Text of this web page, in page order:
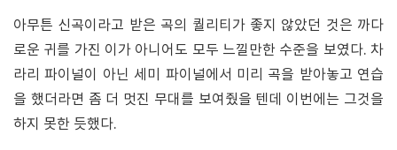
아무튼 신곡이라고 받은 곡의 퀄리티가 좋지 않았던 것은 까다
로운 귀를 가진 이가 아니어도 모두 느낄만한 수준을 보였다. 차
라리 파이널이 아닌 세미 파이널에서 미리 곡을 받아놓고 연습
을 했더라면 좀 더 멋진 무대를 보여줬을 텐데 이번에는 그것을
하지 못한 듯했다.